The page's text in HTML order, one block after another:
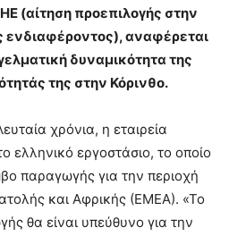
(αίτηση προεπιλογής στην
ενδιαφέροντος), αναφέρεται
δυναμικότητα της
της στην Κόρινθο.
χρόνια, η εταιρεία
ελληνικό εργοστάσιο, το οποίο
παραγωγής για την περιοχή
και Αφρικής (ΕΜΕΑ). «Το
θα είναι υπεύθυνο για την